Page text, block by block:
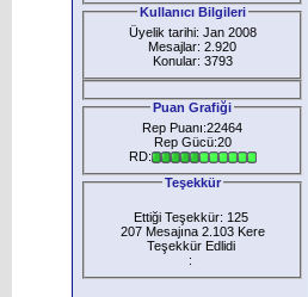
Kullanıcı Bilgileri
Üyelik tarihi: Jan 2008
Mesajlar: 2.920
Konular: 3793
Puan Grafiği
Rep Puanı:22464
Rep Gücü:20
RD:
Teşekkür
Ettiği Teşekkür: 125
207 Mesajına 2.103 Kere
Teşekkür Edlidi
: